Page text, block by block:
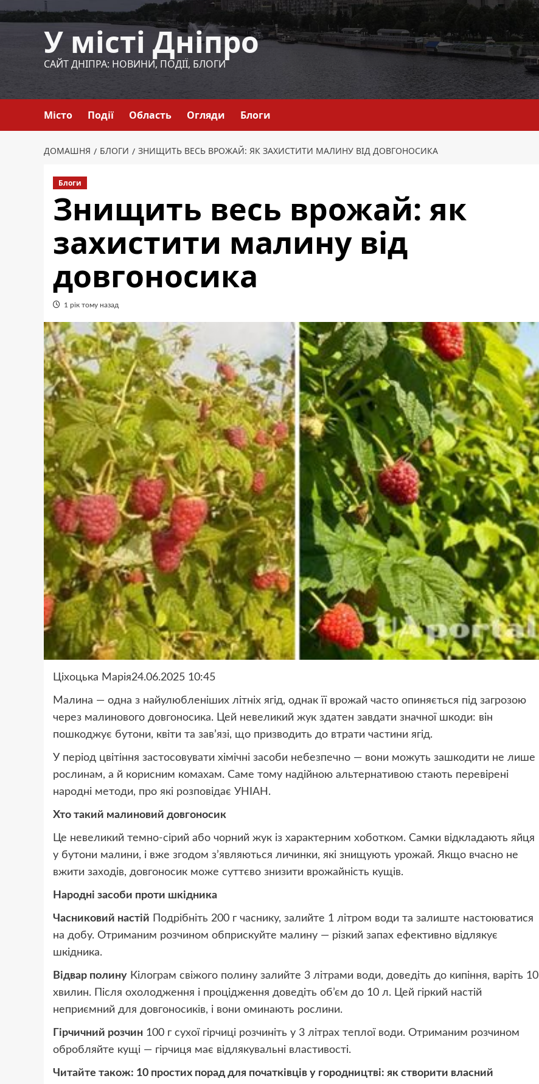
до
У місті Дніпро
САЙТ ДНІПРА: НОВИНИ, ПОДІЇ, БЛОГИ
Місто Події Область Огляди Блоги
ДОМАШНЯ БЛОГИ ЗНИЩИТЬ ВЕСЬ ВРОЖАЙ: ЯК ЗАХИСТИТИ МАЛИНУ ВІД ДОВГОНОСИКА
Блоги
Знищить весь врожай: як
захистити малину від
довгоносика
1 рік тому назад
Ціхоцька Марія24.06.2025 10:45
Малина — одна з найулюбленіших літніх ягід, однак її врожай часто опиняється під загрозою
через малинового довгоносика. Цей невеликий жук здатен завдати значної шкоди: він
пошкоджує бутони, квіти та зав’язі, що призводить до втрати частини ягід.
У період цвітіння застосовувати хімічні засоби небезпечно — вони можуть зашкодити не лише
рослинам, а й корисним комахам. Саме тому надійною альтернативою стають перевірені
народні методи, про які розповідає УНІАН.
Хто такий малиновий довгоносик
Це невеликий темно-сірий або чорний жук із характерним хоботком. Самки відкладають яйця
у бутони малини, і вже згодом з’являються личинки, які знищують урожай. Якщо вчасно не
вжити заходів, довгоносик може суттєво знизити врожайність кущів.
Народні засоби проти шкідника
Часниковий настій Подрібніть 200 г часнику, залийте 1 літром води та залиште настоюватися
на добу. Отриманим розчином обприскуйте малину — різкий запах ефективно відлякує
шкідника.
Відвар полину Кілограм свіжого полину залийте 3 літрами води, доведіть до кипіння, варіть 10
хвилин. Після охолодження і процідження доведіть об’єм до 10 л. Цей гіркий настій
неприємний для довгоносиків, і вони оминають рослини.
Гірчичний розчин 100 г сухої гірчиці розчиніть у 3 літрах теплої води. Отриманим розчином
обробляйте кущі — гірчиця має відлякувальні властивості.
Читайте також: 10 простих порад для початківців у городництві: як створити власний